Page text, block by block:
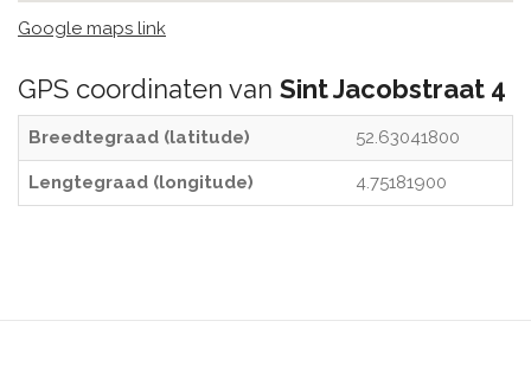
Google maps link
GPS coordinaten van Sint Jacobstraat 4
Breedtegraad (latitude) 52.63041800
Lengtegraad (longitude) 4.75181900